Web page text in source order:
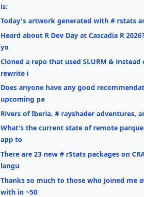
is:
Today's artwork generated with # rstats
Heard about R Dev Day at Cascadia R
yo
Cloned a repo that used SLURM &
rewrite i
Does anyone have any good
upcoming pa
Rivers of Iberia. # rayshader adventures,
What's the current state of remote
app to
There are 23 new # rStats packages on
langu
Thanks so much to those who joined me
with in ~50